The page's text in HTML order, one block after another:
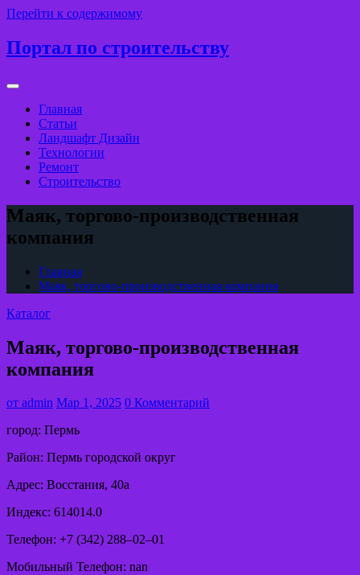
Перейти к содержимому
Портал по строительству
Главная
Статьи
Ландшафт Дизайн
Технологии
Ремонт
Строительство
Маяк, торгово-производственная
компания
Главная
Маяк, торгово-производственная компания
Каталог
Маяк, торгово-производственная
компания
от admin Мар 1, 2025 0 Комментарий
город: Пермь
Район: Пермь городской округ
Адрес: Восстания, 40а
Индекс: 614014.0
Телефон: +7 (342) 288‒02‒01
Мобильный Телефон: nan